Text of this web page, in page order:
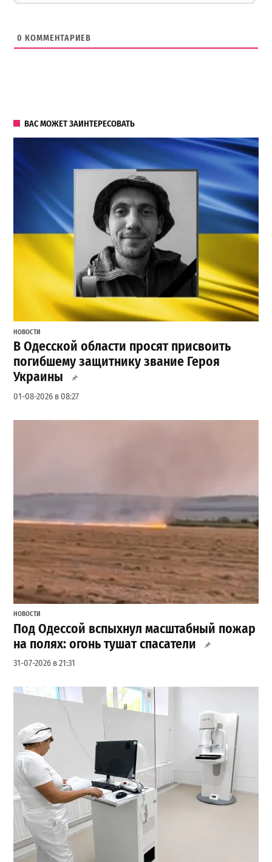
0 КОММЕНТАРИЕВ
ВАС МОЖЕТ ЗАИНТЕРЕСОВАТЬ
НОВОСТИ
В Одесской области просят присвоить
погибшему защитнику звание Героя
Украины
01-08-2026 в 08:27
НОВОСТИ
Под Одессой вспыхнул масштабный пожар
на полях: огонь тушат спасатели
31-07-2026 в 21:31